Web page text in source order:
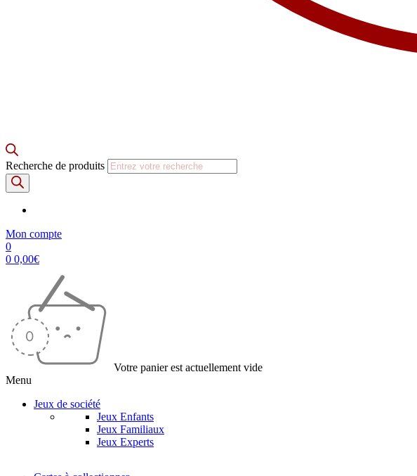
Recherche de produits
Mon compte
0
0 0,00€
Votre panier est actuellement vide
Menu
Jeux de société
Jeux Enfants
Jeux Familiaux
Jeux Experts